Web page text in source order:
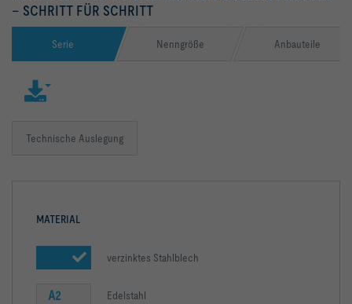
– SCHRITT FÜR SCHRITT
Serie Nenngröße Anbauteile
Technische Auslegung
MATERIAL
verzinktes Stahlblech
A2 Edelstahl